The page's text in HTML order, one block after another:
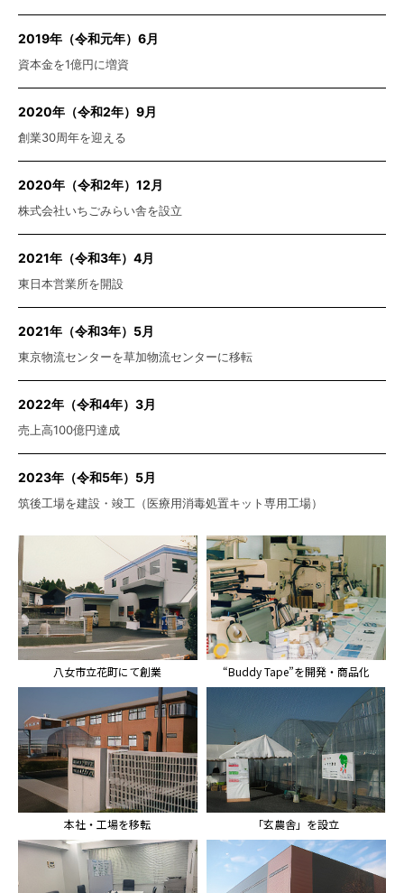
2019年（令和元年）6月
資本金を1億円に増資
2020年（令和2年）9月
創業30周年を迎える
2020年（令和2年）12月
株式会社いちごみらい舎を設立
2021年（令和3年）4月
東日本営業所を開設
2021年（令和3年）5月
東京物流センターを草加物流センターに移転
2022年（令和4年）3月
売上高100億円達成
2023年（令和5年）5月
筑後工場を建設・竣工（医療用消毒処置キット専用工場）
八女市立花町にて創業 “Buddy Tape”を開発・商品化
本社・工場を移転 「玄農舎」を設立